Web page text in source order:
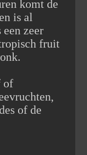
komt de
is al
zeer
fruit
of
of de